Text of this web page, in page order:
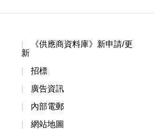
《供應商資料庫》新申請/更
新
招標
廣告資訊
內部電郵
網站地圖